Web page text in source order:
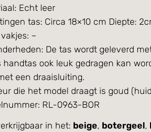
Echt leer
tas: Circa 18×10 cm Diepte:
–
De tas wordt geleverd
handtas ook leuk gedragen kan
een draaisluiting.
die het model draagt is goud
RL-0963-BOR
in het: beige, botergeel,